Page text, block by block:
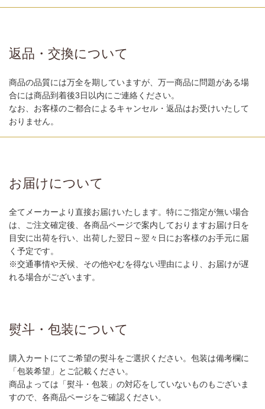
返品・交換について
商品の品質には万全を期していますが、万一商品に問題がある場
合には商品到着後3日以内にご連絡ください。
なお、お客様のご都合によるキャンセル・返品はお受けいたして
おりません。
お届けについて
全てメーカーより直接お届けいたします。特にご指定が無い場合
は、ご注文確定後、各商品ページで案内しておりますお届け日を
目安に出荷を行い、出荷した翌日～翌々日にお客様のお手元に届
く予定です。
※交通事情や天候、その他やむを得ない理由により、お届けが遅
れる場合がございます。
熨斗・包装について
購入カートにてご希望の熨斗をご選択ください。包装は備考欄に
「包装希望」とご記載ください。
商品よっては「熨斗・包装」の対応をしていないものもございま
すので、各商品ページをご確認ください。